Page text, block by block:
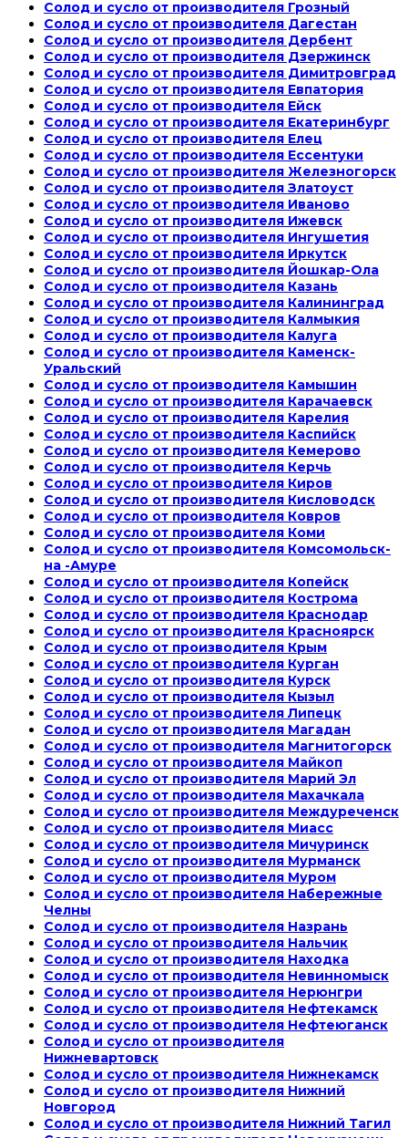
Солод и сусло от производителя Грозный
Солод и сусло от производителя Дагестан
Солод и сусло от производителя Дербент
Солод и сусло от производителя Дзержинск
Солод и сусло от производителя Димитровград
Солод и сусло от производителя Евпатория
Солод и сусло от производителя Ейск
Солод и сусло от производителя Екатеринбург
Солод и сусло от производителя Елец
Солод и сусло от производителя Ессентуки
Солод и сусло от производителя Железногорск
Солод и сусло от производителя Златоуст
Солод и сусло от производителя Иваново
Солод и сусло от производителя Ижевск
Солод и сусло от производителя Ингушетия
Солод и сусло от производителя Иркутск
Солод и сусло от производителя Йошкар-Ола
Солод и сусло от производителя Казань
Солод и сусло от производителя Калининград
Солод и сусло от производителя Калмыкия
Солод и сусло от производителя Калуга
Солод и сусло от производителя Каменск-
Уральский
Солод и сусло от производителя Камышин
Солод и сусло от производителя Карачаевск
Солод и сусло от производителя Карелия
Солод и сусло от производителя Каспийск
Солод и сусло от производителя Кемерово
Солод и сусло от производителя Керчь
Солод и сусло от производителя Киров
Солод и сусло от производителя Кисловодск
Солод и сусло от производителя Ковров
Солод и сусло от производителя Коми
Солод и сусло от производителя Комсомольск-
на -Амуре
Солод и сусло от производителя Копейск
Солод и сусло от производителя Кострома
Солод и сусло от производителя Краснодар
Солод и сусло от производителя Красноярск
Солод и сусло от производителя Крым
Солод и сусло от производителя Курган
Солод и сусло от производителя Курск
Солод и сусло от производителя Кызыл
Солод и сусло от производителя Липецк
Солод и сусло от производителя Магадан
Солод и сусло от производителя Магнитогорск
Солод и сусло от производителя Майкоп
Солод и сусло от производителя Марий Эл
Солод и сусло от производителя Махачкала
Солод и сусло от производителя Междуреченск
Солод и сусло от производителя Миасс
Солод и сусло от производителя Мичуринск
Солод и сусло от производителя Мурманск
Солод и сусло от производителя Муром
Солод и сусло от производителя Набережные
Челны
Солод и сусло от производителя Назрань
Солод и сусло от производителя Нальчик
Солод и сусло от производителя Находка
Солод и сусло от производителя Невинномыск
Солод и сусло от производителя Нерюнгри
Солод и сусло от производителя Нефтекамск
Солод и сусло от производителя Нефтеюганск
Солод и сусло от производителя
Нижневартовск
Солод и сусло от производителя Нижнекамск
Солод и сусло от производителя Нижний
Новгород
Солод и сусло от производителя Нижний Тагил